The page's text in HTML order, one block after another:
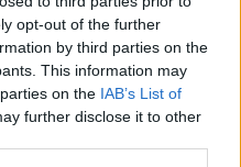
opt-out of the further
by third parties on the
This information may
on the IAB’s List of
further disclose it to other
– "Tycker